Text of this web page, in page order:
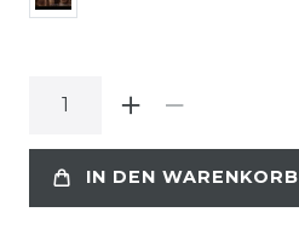
IN DEN WARENKORB